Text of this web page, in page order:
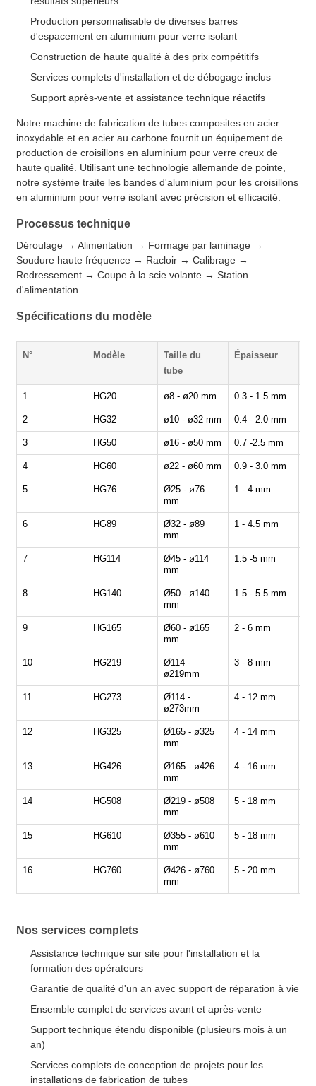
Production personnalisable de diverses barres
d'espacement en aluminium pour verre isolant
Construction de haute qualité à des prix compétitifs
Services complets d'installation et de débogage inclus
Support après-vente et assistance technique réactifs
Notre machine de fabrication de tubes composites en acier
inoxydable et en acier au carbone fournit un équipement de
production de croisillons en aluminium pour verre creux de
haute qualité. Utilisant une technologie allemande de pointe,
notre système traite les bandes d'aluminium pour les croisillons
en aluminium pour verre isolant avec précision et efficacité.
Processus technique
Déroulage → Alimentation → Formage par laminage →
Soudure haute fréquence → Racloir → Calibrage →
Redressement → Coupe à la scie volante → Station
d'alimentation
Spécifications du modèle
N° Modèle
Taille du
tube
Épaisseur
1 HG20 ø8 - ø20 mm 0.3 - 1.5 mm
2 HG32 ø10 - ø32 mm 0.4 - 2.0 mm
3 HG50 ø16 - ø50 mm 0.7 -2.5 mm
4 HG60 ø22 - ø60 mm 0.9 - 3.0 mm
5 HG76
Ø25 - ø76
mm
1 - 4 mm
6 HG89
Ø32 - ø89
mm
1 - 4.5 mm
7 HG114
Ø45 - ø114
mm
1.5 -5 mm
8 HG140
Ø50 - ø140
mm
1.5 - 5.5 mm
9 HG165
Ø60 - ø165
mm
2 - 6 mm
10 HG219
Ø114 -
ø219mm
3 - 8 mm
11 HG273
Ø114 -
ø273mm
4 - 12 mm
12 HG325
Ø165 - ø325
mm
4 - 14 mm
13 HG426
Ø165 - ø426
mm
4 - 16 mm
14 HG508
Ø219 - ø508
mm
5 - 18 mm
15 HG610
Ø355 - ø610
mm
5 - 18 mm
16 HG760
Ø426 - ø760
mm
5 - 20 mm
Nos services complets
Assistance technique sur site pour l'installation et la
formation des opérateurs
Garantie de qualité d'un an avec support de réparation à vie
Ensemble complet de services avant et après-vente
Support technique étendu disponible (plusieurs mois à un
an)
Services complets de conception de projets pour les
installations de fabrication de tubes